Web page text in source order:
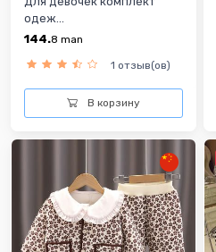
одеж...
144.8 man
1 отзыв(ов)
В корзину